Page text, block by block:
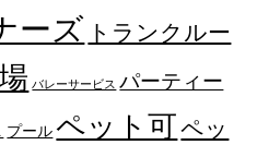
ーズ トランクルー
バレーサービス パーティー
プール ペット可ペッ